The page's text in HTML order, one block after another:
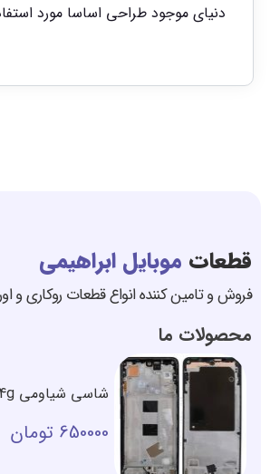
دنیای موجود طراحی اساسا مورد
قطعات موبایل ابراهیمی
فروش و تامین کننده انواع قطعات روکاری و
محصولات ما
شاسی شیاومی redmi note 13 4g
650000 تومان